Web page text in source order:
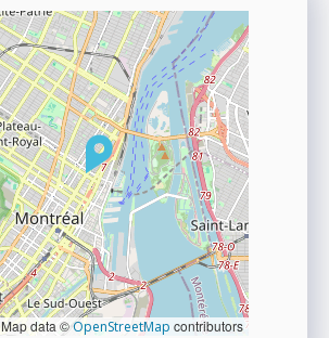
Map data ©OpenStreetMap contributors